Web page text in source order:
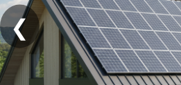
❮